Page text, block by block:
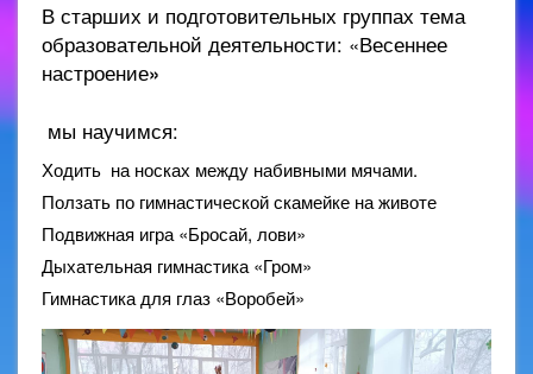
В старших и подготовительных группах тема
образовательной деятельности: «Весеннее
настроение»
мы научимся:
Ходить на носках между набивными мячами.
Ползать по гимнастической скамейке на животе
Подвижная игра «Бросай, лови»
Дыхательная гимнастика «Гром»
Гимнастика для глаз «Воробей»